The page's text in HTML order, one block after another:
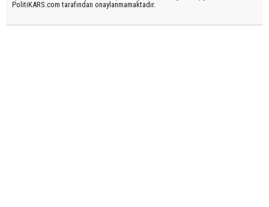
PolitiKARS.com tarafından onaylanmamaktadır.